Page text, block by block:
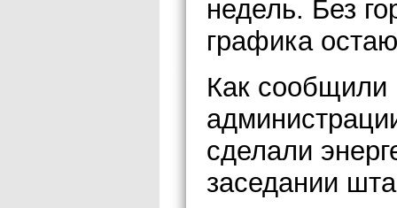
недель. Без
графика
Как
сделали
заседании